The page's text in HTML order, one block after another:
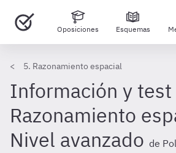
Oposiciones Esquemas
5. Razonamiento espacial
Información y test
Razonamiento
Nivel avanzado de